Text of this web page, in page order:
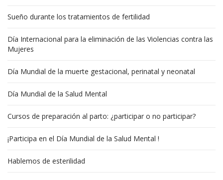
Sueño durante los tratamientos de fertilidad
Día Internacional para la eliminación de las Violencias contra las
Mujeres
Día Mundial de la muerte gestacional, perinatal y neonatal
Día Mundial de la Salud Mental
Cursos de preparación al parto: ¿participar o no participar?
¡Participa en el Día Mundial de la Salud Mental !
Hablemos de esterilidad